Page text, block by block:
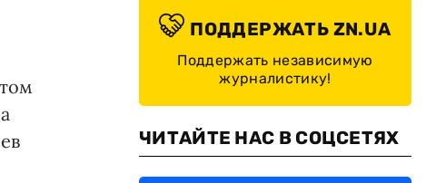
ПОДДЕРЖАТЬ ZN.UA
Поддержать независимую
журналистику!
ЧИТАЙТЕ НАС В СОЦСЕТЯХ